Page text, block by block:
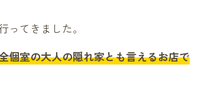
ってきました。
個室の大人の隠れ家とも言えるお店で